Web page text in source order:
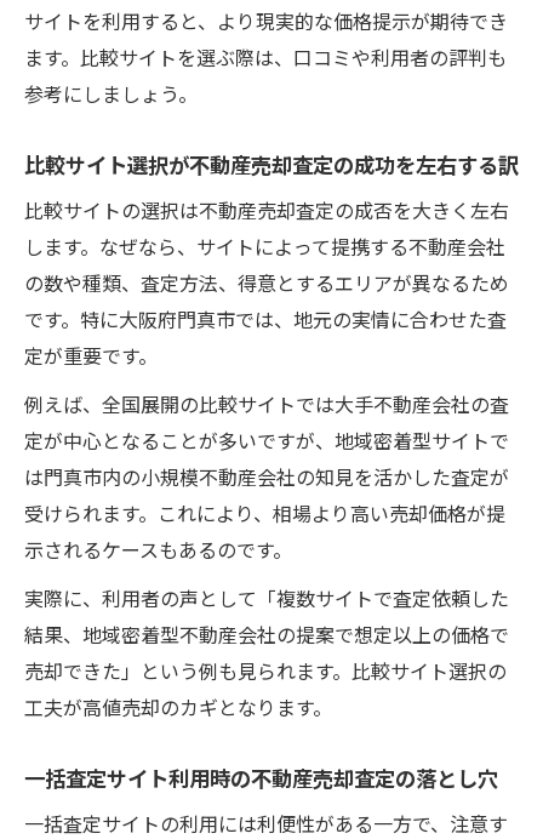
サイトを利用すると、より現実的な価格提示が期待でき
ます。比較サイトを選ぶ際は、口コミや利用者の評判も
参考にしましょう。
比較サイト選択が不動産売却査定の成功を左右する訳
比較サイトの選択は不動産売却査定の成否を大きく左右
します。なぜなら、サイトによって提携する不動産会社
の数や種類、査定方法、得意とするエリアが異なるため
です。特に大阪府門真市では、地元の実情に合わせた査
定が重要です。
例えば、全国展開の比較サイトでは大手不動産会社の査
定が中心となることが多いですが、地域密着型サイトで
は門真市内の小規模不動産会社の知見を活かした査定が
受けられます。これにより、相場より高い売却価格が提
示されるケースもあるのです。
実際に、利用者の声として「複数サイトで査定依頼した
結果、地域密着型不動産会社の提案で想定以上の価格で
売却できた」という例も見られます。比較サイト選択の
工夫が高値売却のカギとなります。
一括査定サイト利用時の不動産売却査定の落とし穴
一括査定サイトの利用には利便性がある一方で、注意す